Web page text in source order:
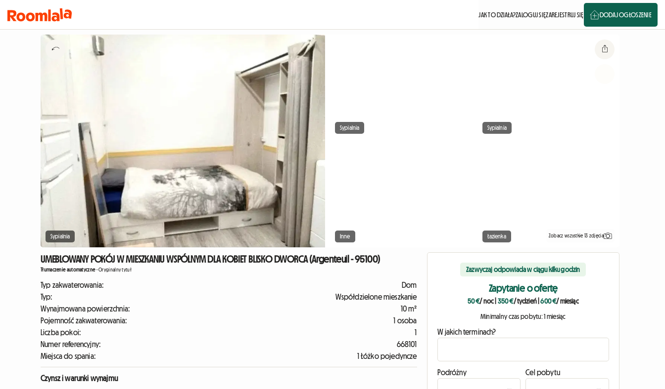
JAK TO DZIAŁA?ZALOGUJ SIĘZAREJESTRUJ SIĘ DODAJ OGŁOSZENIE
Sypialnia
Sypialnia Sypialnia
Inne Łazienka Zobacz wszystkie 13 zdjęcia
UMEBLOWANY POKÓJ W MIESZKANIU WSPÓLNYM DLA KOBIET BLISKO DWORCA (Argenteuil - 95100)
Tłumaczenie automatyczne-Oryginalny tytuł
Typ zakwaterowania:
Dom
Typ:
Współdzielone mieszkanie
Wynajmowana powierzchnia:
10 m²
Pojemność zakwaterowania:
1 osoba
Liczba pokoi:
1
Numer referencyjny:
668101
Miejsca do spania:
1 Łóżko pojedyncze
Czynsz i warunki wynajmu
Zazwyczaj odpowiada w ciągu kilku godzin
Zapytanie o ofertę
50 €/ noc 350 €/ tydzień|600 €/ miesiąc
Minimalny czas pobytu: 1 miesiąc
W jakich terminach?
Podróżny Cel pobytu